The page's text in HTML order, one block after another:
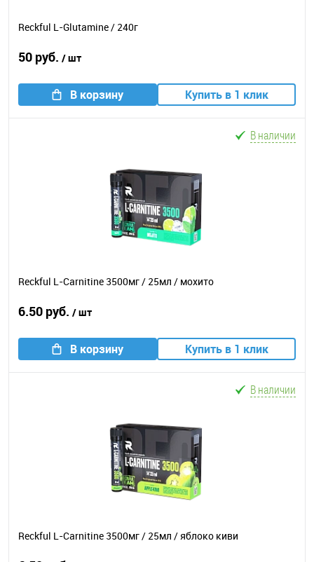
Reckful L-Glutamine / 240г
50 руб. / шт
В корзину Купить в 1 клик
В наличии
Reckful L-Carnitine 3500мг / 25мл / мохито
6.50 руб. / шт
В корзину Купить в 1 клик
В наличии
Reckful L-Carnitine 3500мг / 25мл / яблоко киви